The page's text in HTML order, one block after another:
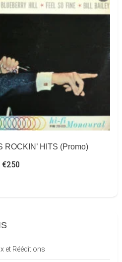
ROCKIN’ HITS (Promo)
€250
et Rééditions